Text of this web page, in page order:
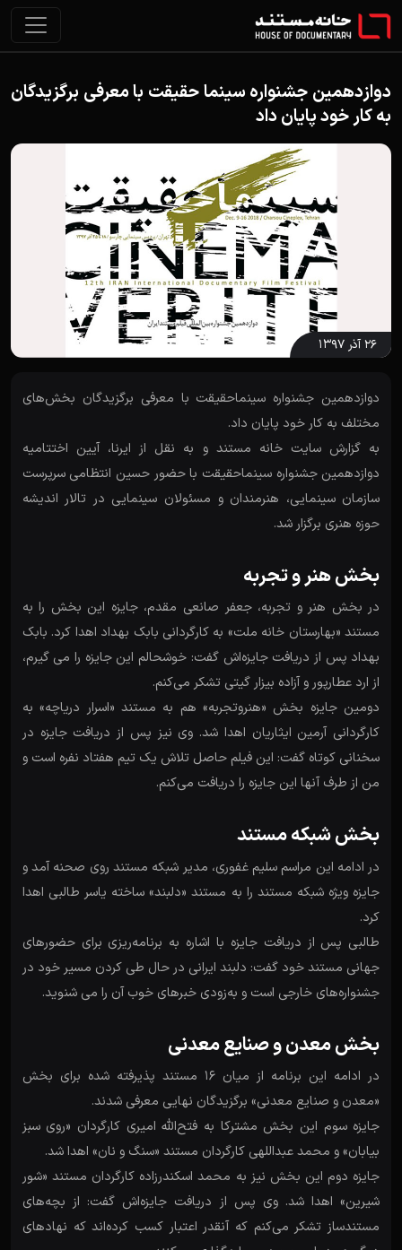
دوازدهمین جشنواره سینما حقیقت با معرفی برگزیدگان
به کار خود پایان داد
۲۶ آذر ۱۳۹۷
دوازدهمین جشنواره سینماحقیقت با معرفی برگزیدگان بخش‌های
مختلف به کار خود پایان داد.
به گزارش سایت خانه مستند و به نقل از ایرنا، آیین اختتامیه
دوازدهمین جشنواره سینماحقیقت با حضور حسین انتظامی سرپرست
سازمان سینمایی، هنرمندان و مسئولان سینمایی در تالار اندیشه
حوزه هنری برگزار شد.
بخش هنر و تجربه
در بخش هنر و تجربه، جعفر صانعی مقدم، جایزه این بخش را به
مستند «بهارستان خانه ملت» به کارگردانی بابک بهداد اهدا کرد. بابک
بهداد پس از دریافت جایزه‌اش گفت: خوشحالم این جایزه را می گیرم،
از ارد عطارپور و آزاده بیزار گیتی تشکر می‌کنم.
دومین جایزه بخش «هنروتجربه» هم به مستند «اسرار دریاچه» به
کارگردانی آرمین ایثاریان اهدا شد. وی نیز پس از دریافت جایزه در
سخنانی کوتاه گفت: این فیلم حاصل تلاش یک تیم هفتاد نفره است و
من از طرف آنها این جایزه را دریافت می‌کنم.
بخش شبکه مستند
در ادامه این مراسم سلیم غفوری، مدیر شبکه مستند روی صحنه آمد و
جایزه ویژه شبکه مستند را به مستند «دلبند» ساخته یاسر طالبی اهدا
کرد.
طالبی پس از دریافت جایزه با اشاره به برنامه‌ریزی برای حضورهای
جهانی مستند خود گفت: دلبند ایرانی در حال طی کردن مسیر خود در
جشنواره‌های خارجی است و به‌زودی خبرهای خوب آن را می شنوید.
بخش معدن و صنایع معدنی
در ادامه این برنامه از میان ۱۶ مستند پذیرفته شده برای بخش
«معدن و صنایع معدنی» برگزیدگان نهایی معرفی شدند.
جایزه سوم این بخش مشترکا به فتح‌الله امیری کارگردان «روی سبز
بیابان» و محمد عبداللهی کارگردان مستند «سنگ و نان» اهدا شد.
جایزه دوم این بخش نیز به محمد اسکندرزاده کارگردان مستند «شور
شیرین» اهدا شد. وی پس از دریافت جایزه‌اش گفت: از بچه‌های
مستندساز تشکر می‌کنم که آنقدر اعتبار کسب کرده‌اند که نهادهای